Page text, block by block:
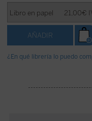
¿En qué librería lo puedo